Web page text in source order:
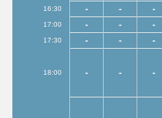
16:30 - - -
17:00 - - -
17:30 - - -
18:00 - - -